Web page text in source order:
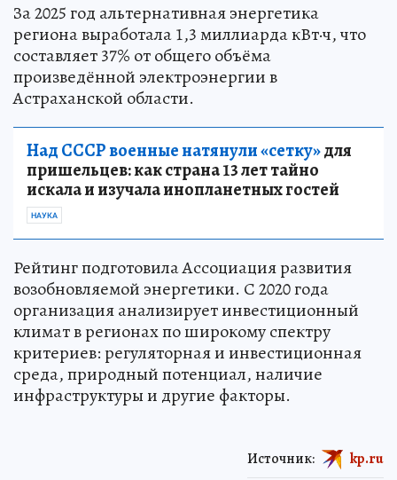
За 2025 год альтернативная энергетика
региона выработала 1,3 миллиарда кВт·ч, что
составляет 37% от общего объёма
произведённой электроэнергии в
Астраханской области.
Над СССР военные натянули «сетку»для
пришельцев: как страна 13 лет тайно
искала и изучала инопланетных гостей
НАУКА
Рейтинг подготовила Ассоциация развития
возобновляемой энергетики. С 2020 года
организация анализирует инвестиционный
климат в регионах по широкому спектру
критериев: регуляторная и инвестиционная
среда, природный потенциал, наличие
инфраструктуры и другие факторы.
Источник: kp.ru